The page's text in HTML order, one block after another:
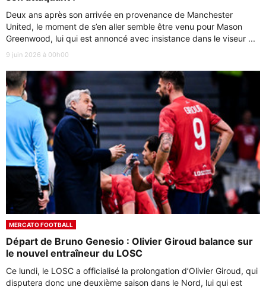
Deux ans après son arrivée en provenance de Manchester
United, le moment de s’en aller semble être venu pour Mason
Greenwood, lui qui est annoncé avec insistance dans le viseur ...
9 juin 2026 à 00h00
MERCATO FOOTBALL
Départ de Bruno Genesio : Olivier Giroud balance sur
le nouvel entraîneur du LOSC
Ce lundi, le LOSC a officialisé la prolongation d’Olivier Giroud, qui
disputera donc une deuxième saison dans le Nord, lui qui est